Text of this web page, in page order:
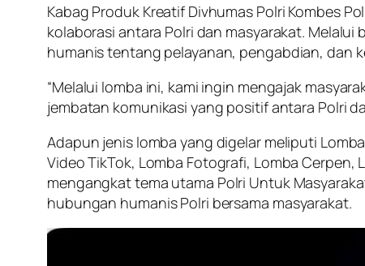
Kabag Produk Kreatif Divhumas Polri Kombes
kolaborasi antara Polri dan masyarakat.
humanis tentang pelayanan, pengabdian, dan
“Melalui lomba ini, kami ingin mengajak
jembatan komunikasi yang positif antara Polri
Adapun jenis lomba yang digelar meliputi
Video TikTok, Lomba Fotografi, Lomba Cerpen,
mengangkat tema utama Polri Untuk
hubungan humanis Polri bersama masyarakat.